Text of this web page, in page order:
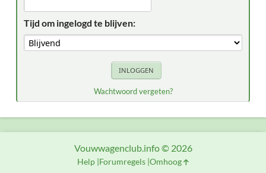
Tijd om ingelogd te blijven:
Wachtwoord vergeten?
Vouwwagenclub.info © 2026
Help Forumregels Omhoog